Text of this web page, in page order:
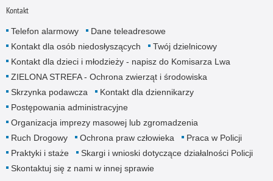
Kontakt
Telefon alarmowy
Dane teleadresowe
Kontakt dla osób niedosłyszących
Twój dzielnicowy
Kontakt dla dzieci i młodzieży - napisz do Komisarza Lwa
ZIELONA STREFA - Ochrona zwierząt i środowiska
Skrzynka podawcza
Kontakt dla dziennikarzy
Postępowania administracyjne
Organizacja imprezy masowej lub zgromadzenia
Ruch Drogowy
Ochrona praw człowieka
Praca w Policji
Praktyki i staże
Skargi i wnioski dotyczące działalności Policji
Skontaktuj się z nami w innej sprawie